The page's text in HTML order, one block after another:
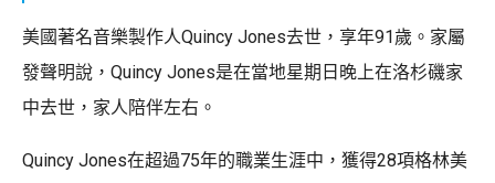
美國著名音樂製作人Quincy Jones去世，享年91歲。家屬
發聲明說，Quincy Jones是在當地星期日晚上在洛杉磯家
中去世，家人陪伴左右。
Quincy Jones在超過75年的職業生涯中，獲得28項格林美